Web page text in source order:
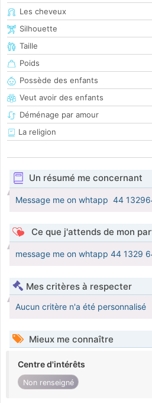
Les cheveux
Silhouette
Taille
Poids
Possède des enfants
Veut avoir des enfants
Déménage par amour
La religion
Un résumé me concernant
Message me on whtapp ‪ 44
Ce que j'attends de mon
‪message me on whtapp 44 1329
Mes critères à respecter
Aucun critère n'a été personnalisé
Mieux me connaître
Centre d'intérêts
Non renseigné